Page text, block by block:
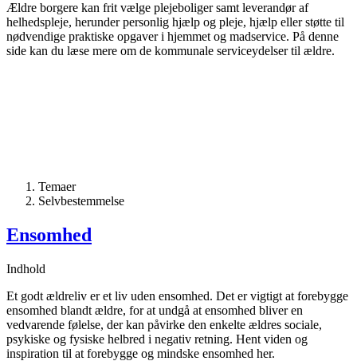
Ældre borgere kan frit vælge plejeboliger samt leverandør af
helhedspleje, herunder personlig hjælp og pleje, hjælp eller støtte til
nødvendige praktiske opgaver i hjemmet og madservice. På denne
side kan du læse mere om de kommunale serviceydelser til ældre.
Temaer
Selvbestemmelse
Ensomhed
Indhold
Et godt ældreliv er et liv uden ensomhed. Det er vigtigt at forebygge
ensomhed blandt ældre, for at undgå at ensomhed bliver en
vedvarende følelse, der kan påvirke den enkelte ældres sociale,
psykiske og fysiske helbred i negativ retning. Hent viden og
inspiration til at forebygge og mindske ensomhed her.